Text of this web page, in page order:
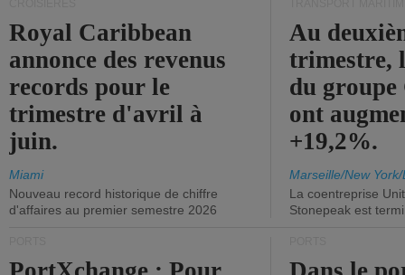
Royal Caribbean
annonce des revenus
records pour le
trimestre d'avril à
juin.
Miami
Nouveau record historique de chiffre
d'affaires au premier semestre 2026
Au
trimestre,
du
ont
+19,2%.
Marseille/New
La coentreprise
Stonepeak est